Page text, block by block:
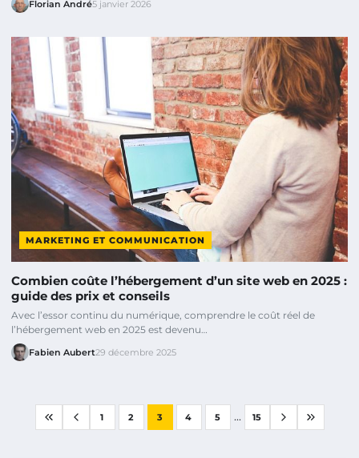
Florian André5 janvier 2026
MARKETING ET COMMUNICATION
Combien coûte l’hébergement d’un site web en 2025 :
guide des prix et conseils
Avec l’essor continu du numérique, comprendre le coût réel de
l’hébergement web en 2025 est devenu…
Fabien Aubert29 décembre 2025
1 2 3 4 5 ... 15